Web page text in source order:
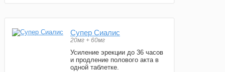
Супер Сиалис
20мг + 60мг
Усиление эрекции до 36 часов
и продление полового акта в
одной таблетке.